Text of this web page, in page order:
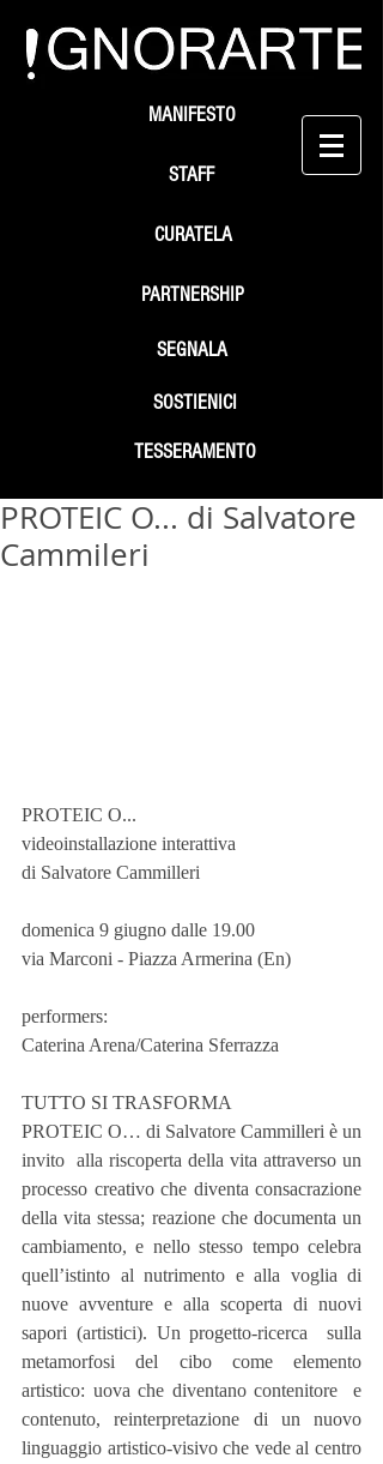
STAFF
SEGNALA
SOSTIENICI
MANIFESTO
PARTNERSHIP
TESSERAMENTO
CURATELA
PROTEIC O... di Salvatore
Cammileri
PROTEIC O...
videoinstallazione interattiva
di Salvatore Cammilleri
domenica 9 giugno dalle 19.00
via Marconi - Piazza Armerina (En)
performers:
Caterina Arena/Caterina Sferrazza
TUTTO SI TRASFORMA
PROTEIC O… di Salvatore Cammilleri è un
invito  alla riscoperta della vita attraverso un
processo creativo che diventa consacrazione
della vita stessa; reazione che documenta un
cambiamento, e nello stesso tempo celebra
quell’istinto al nutrimento e alla voglia di
nuove avventure e alla scoperta di nuovi
sapori (artistici). Un progetto-ricerca  sulla
metamorfosi del cibo come elemento
artistico: uova che diventano contenitore  e
contenuto, reinterpretazione di un nuovo
linguaggio artistico-visivo che vede al centro